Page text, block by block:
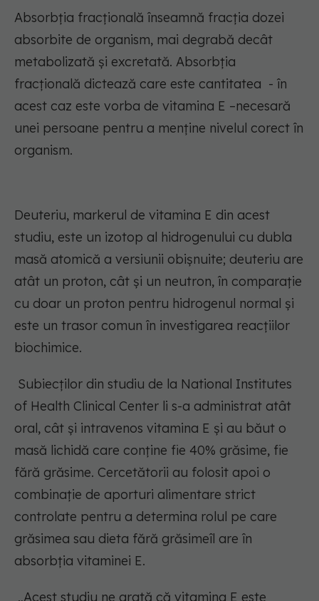
Absorbția fracțională înseamnă fracția dozei
absorbite de organism, mai degrabă decât
metabolizată și excretată. Absorbția
fracțională dictează care este cantitatea - în
acest caz este vorba de vitamina E –necesară
unei persoane pentru a menține nivelul corect în
organism.
Deuteriu, markerul de vitamina E din acest
studiu, este un izotop al hidrogenului cu dubla
masă atomică a versiunii obișnuite; deuteriu are
atât un proton, cât și un neutron, în comparație
cu doar un proton pentru hidrogenul normal și
este un trasor comun în investigarea reacțiilor
biochimice.
Subiecților din studiu de la National Institutes
of Health Clinical Center li s-a administrat atât
oral, cât și intravenos vitamina E și au băut o
masă lichidă care conține fie 40% grăsime, fie
fără grăsime. Cercetătorii au folosit apoi o
combinație de aporturi alimentare strict
controlate pentru a determina rolul pe care
grăsimea sau dieta fără grăsimeîl are în
absorbția vitaminei E.
„Acest studiu ne arată că vitamina E este